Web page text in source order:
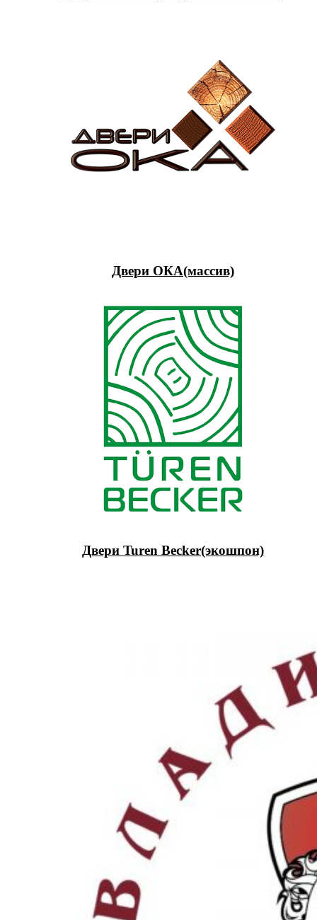
Двери ОКА(массив)
Двери Turen Becker(экошпон)